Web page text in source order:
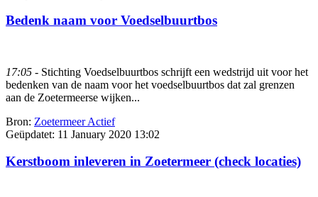
Bedenk naam voor Voedselbuurtbos
17:05 - Stichting Voedselbuurtbos schrijft een wedstrijd uit voor het
bedenken van de naam voor het voedselbuurtbos dat zal grenzen
aan de Zoetermeerse wijken...
Bron: Zoetermeer Actief
Geüpdatet: 11 January 2020 13:02
Kerstboom inleveren in Zoetermeer (check locaties)